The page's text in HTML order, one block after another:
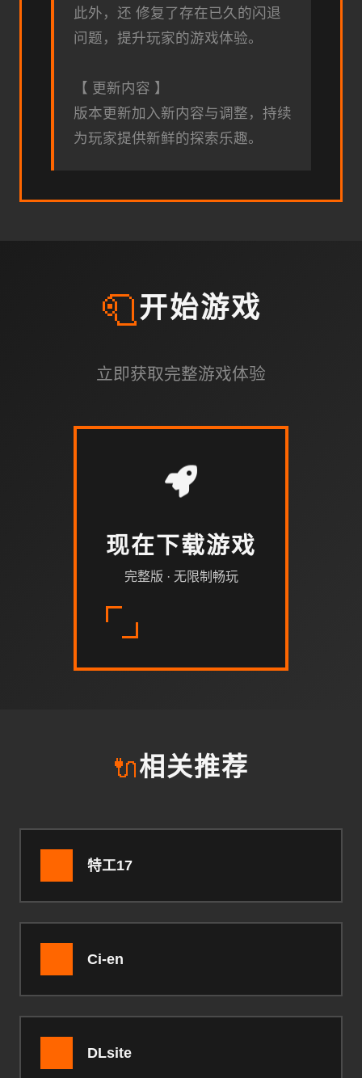
此外，还 修复了存在已久的闪退
问题，提升玩家的游戏体验。
【 更新内容 】
版本更新加入新内容与调整，持续
为玩家提供新鲜的探索乐趣。
🧻开始游戏
立即获取完整游戏体验
现在下载游戏
完整版 · 无限制畅玩
🔌相关推荐
特工17
Ci-en
DLsite